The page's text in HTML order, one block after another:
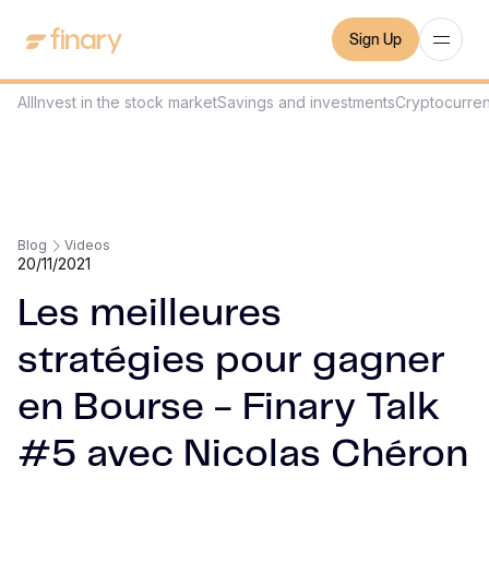
Sign Up
AllInvest in the stock marketSavings and investments
Blog Videos
20/11/2021
Les meilleures
stratégies pour gagner
en Bourse - Finary Talk
#5 avec Nicolas Chéron